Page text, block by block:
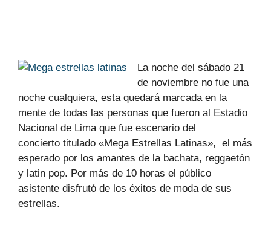
La noche del sábado 21
de noviembre no fue una
noche cualquiera, esta quedará marcada en la
mente de todas las personas que fueron al Estadio
Nacional de Lima que fue escenario del
concierto titulado «Mega Estrellas Latinas», el más
esperado por los amantes de la bachata, reggaetón
y latin pop. Por más de 10 horas el público
asistente disfrutó de los éxitos de moda de sus
estrellas.